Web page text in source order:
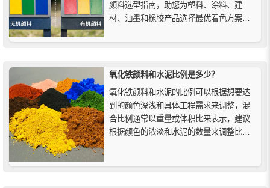
颜料选型指南，助您为塑料、涂料、建
材、油墨和橡胶产品选择最优着色方案，
氧化铁颜料和水泥比例是多少？
氧化铁颜料和水泥的比例可以根据想要达
到的颜色深浅和具体工程需求来调整，混
合比例通常以重量或体积比来表示，建议
根据颜色的浓淡和水泥的数量来调整比